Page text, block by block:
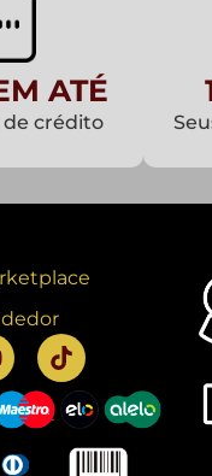
ATÉ
de crédito